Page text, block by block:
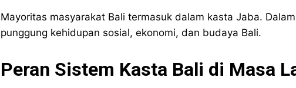
Mayoritas masyarakat Bali termasuk dalam kasta Jaba.
punggung kehidupan sosial, ekonomi, dan budaya Bali.
Peran Sistem Kasta Bali di Masa